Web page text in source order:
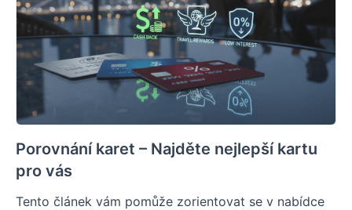
Porovnání karet – Najděte nejlepší kartu
pro vás
Tento článek vám pomůže zorientovat se v nabídce